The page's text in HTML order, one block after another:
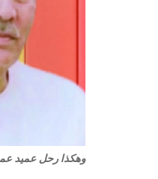
وهكذا رحل عميد